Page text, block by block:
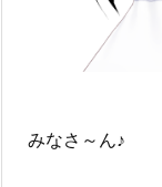
みなさ～ん♪